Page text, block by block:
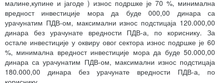
малине,купине и јагоде ) износ подршке је 70 %, минимална
вредност инвестиције мора да буде 000,00 динара са
урачунатим ПДВ-ом, максимални износ подстицаја 120.000,00
динара без урачунате вредности ПДВ-а, по кориснику. За
остале инвестиције у оквиру овог сектора износ подршке је 60
%, минимална вредност инвестиције мора да буде 50.000,00
динара са урачунатим ПДВ-ом, максимални износ подстицаја
180.000,00 динара без урачунате вредности ПДВ-а, по